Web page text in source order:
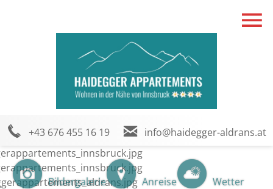
+43 676 455 16 19 info@haidegger-aldrans.at
Bildergalerie Anreise Wetter